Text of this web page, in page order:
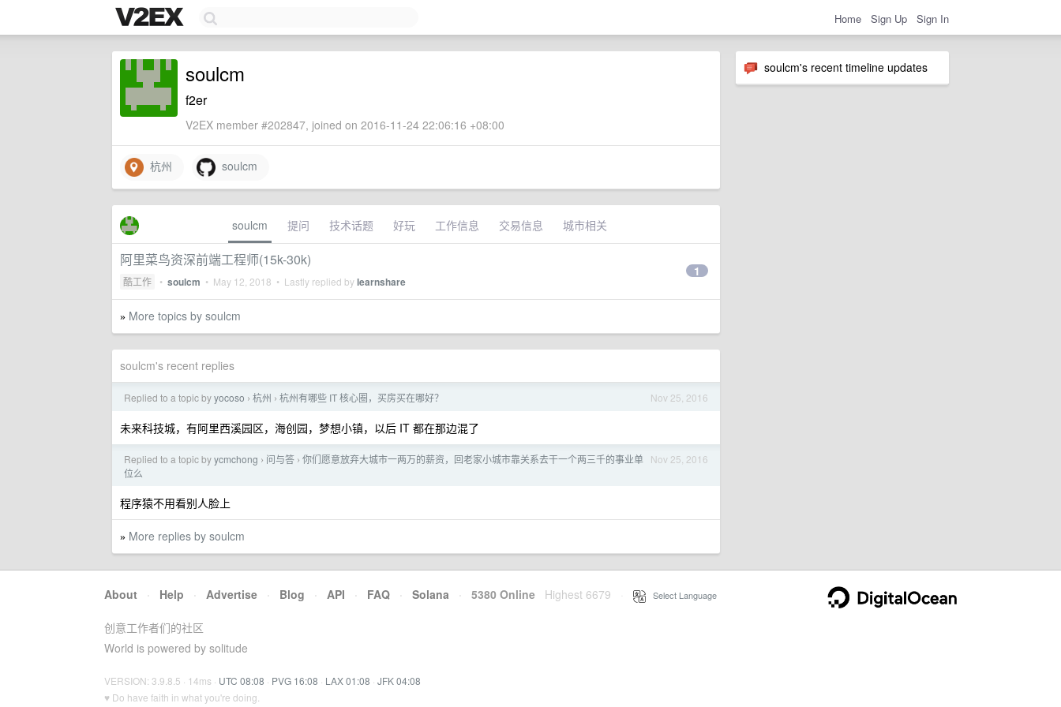
Home Sign Up Sign In
soulcm's recent timeline updates
soulcm
f2er
V2EX member #202847, joined on 2016-11-24 22:06:16 +08:00
杭州 soulcm
soulcm 提问 技术话题 好玩 工作信息 交易信息 城市相关
阿里菜鸟资深前端工程师(15k-30k)
酷工作 • soulcm • May 12, 2018 • Lastly replied bylearnshare
1
» More topics by soulcm
soulcm's recent replies
Nov 25, 2016
Replied to a topic byyocoso › 杭州 › 杭州有哪些 IT 核心圈，买房买在哪好？
未来科技城，有阿里西溪园区，海创园，梦想小镇，以后 IT 都在那边混了
Nov 25, 2016
Replied to a topic byycmchong › 问与答 › 你们愿意放弃大城市一两万的薪资，回老家小城市靠关系去干一个两三千的事业单
位么
程序猿不用看别人脸上
» More replies by soulcm
About · Help · Advertise · Blog · API · FAQ · Solana · 5380 Online Highest 6679 Select Language
创意工作者们的社区
World is powered by solitude
VERSION: 3.9.8.5 · 14ms · UTC 08:08 · PVG 16:08 · LAX 01:08 · JFK 04:08
♥ Do have faith in what you're doing.